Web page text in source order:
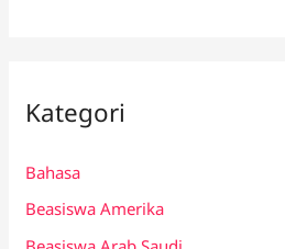
Kategori
Bahasa
Beasiswa Amerika